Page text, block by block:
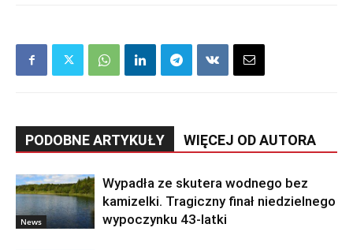
PODOBNE ARTYKUŁY WIĘCEJ OD AUTORA
News
Wypadła ze skutera wodnego bez
kamizelki. Tragiczny finał niedzielnego
wypoczynku 43-latki